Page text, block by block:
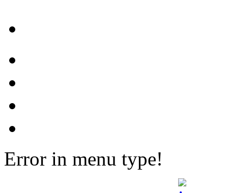
Error in menu type!